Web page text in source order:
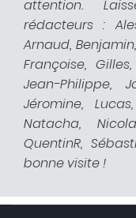
attention.
rédacteurs :
Arnaud,
Françoise,
Jean-Philippe,
Jéromine,
Natacha,
QuentinR,
bonne visite !